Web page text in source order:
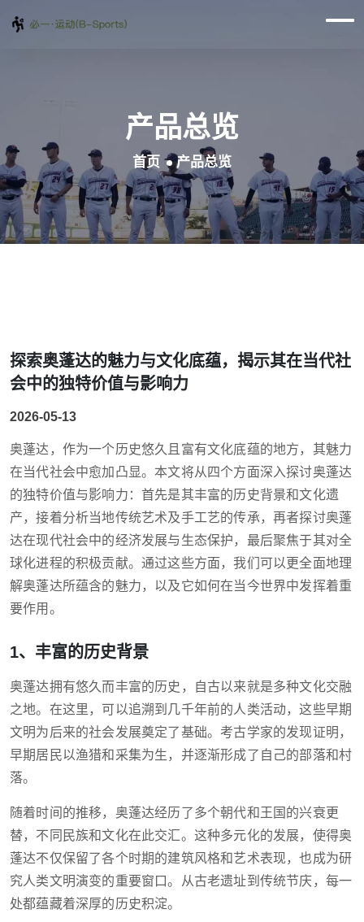
产品总览
首页 产品总览
探索奥蓬达的魅力与文化底蕴，揭示其在当代社
会中的独特价值与影响力
2026-05-13
奥蓬达，作为一个历史悠久且富有文化底蕴的地方，其魅力
在当代社会中愈加凸显。本文将从四个方面深入探讨奥蓬达
的独特价值与影响力：首先是其丰富的历史背景和文化遗
产，接着分析当地传统艺术及手工艺的传承，再者探讨奥蓬
达在现代社会中的经济发展与生态保护，最后聚焦于其对全
球化进程的积极贡献。通过这些方面，我们可以更全面地理
解奥蓬达所蕴含的魅力，以及它如何在当今世界中发挥着重
要作用。
1、丰富的历史背景
奥蓬达拥有悠久而丰富的历史，自古以来就是多种文化交融
之地。在这里，可以追溯到几千年前的人类活动，这些早期
文明为后来的社会发展奠定了基础。考古学家的发现证明，
早期居民以渔猎和采集为生，并逐渐形成了自己的部落和村
落。
随着时间的推移，奥蓬达经历了多个朝代和王国的兴衰更
替，不同民族和文化在此交汇。这种多元化的发展，使得奥
蓬达不仅保留了各个时期的建筑风格和艺术表现，也成为研
究人类文明演变的重要窗口。从古老遗址到传统节庆，每一
处都蕴藏着深厚的历史积淀。